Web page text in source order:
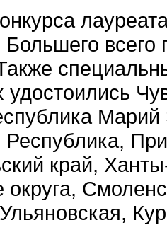
удостоились
Республика,
край,
округа,